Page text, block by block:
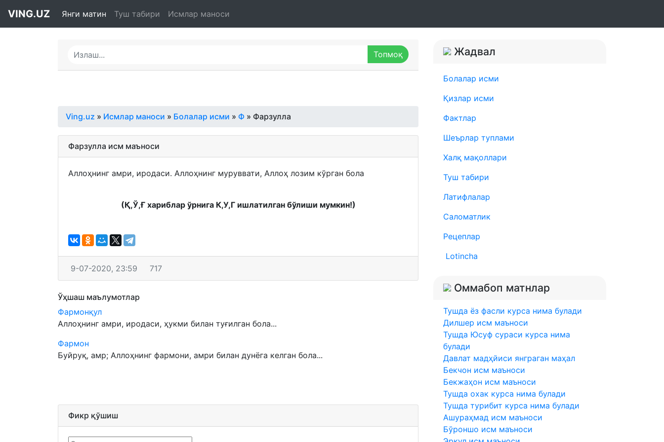
VING.UZ Янги матин Туш табири Исмлар маноси
Ving.uz » Исмлар маноси » Болалар исми » Ф » Фарзулла
Фарзулла исм маъноси
Аллоҳнинг амри, иродаси. Аллоҳнинг муруввати, Аллоҳ лозим кўрган бола
(Қ,Ў,Ғ хариблар ўрнига К,У,Г ишлатилган бўлиши мумкин!)
9-07-2020, 23:59 717
Ўҳшаш маълумотлар
Фармонқул
Аллоҳнинг амри, иродаси, ҳукми билан туғилган бола...
Фармон
Буйруқ, амр; Аллоҳнинг фармони, амри билан дунёга келган бола...
Фикр қўшиш
Жадвал
Болалар исми
Қизлар исми
Фактлар
Шеърлар туплами
Халқ мақоллари
Туш табири
Латифлалар
Саломатлик
Рецеплар
Lotincha
Оммабоп матнлар
Тушда ёз фасли курса нима булади
Дилшер исм маъноси
Тушда Юсуф сураси курса нима
булади
Давлат мадҳйиси янграган маҳал
Бекчон исм маъноси
Бекжаҳон исм маъноси
Тушда охак курса нима булади
Тушда турибит курса нима булади
Ашураҳмад исм маъноси
Бўроншо исм маъноси